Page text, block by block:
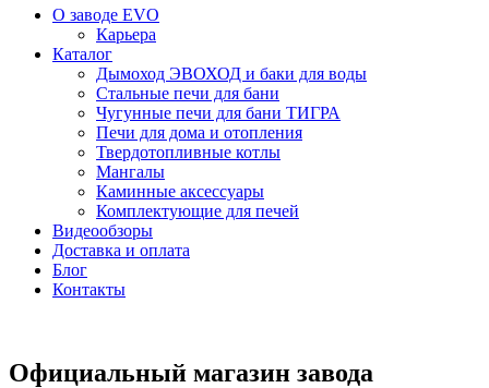
О заводе EVO
Карьера
Каталог
Дымоход ЭВОХОД и баки для воды
Стальные печи для бани
Чугунные печи для бани ТИГРА
Печи для дома и отопления
Твердотопливные котлы
Мангалы
Каминные аксессуары
Комплектующие для печей
Видеообзоры
Доставка и оплата
Блог
Контакты
Официальный магазин завода